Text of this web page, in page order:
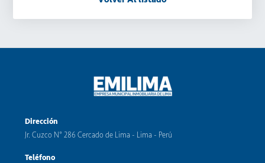
Dirección
Jr. Cuzco N° 286 Cercado de Lima - Lima - Perú
Teléfono